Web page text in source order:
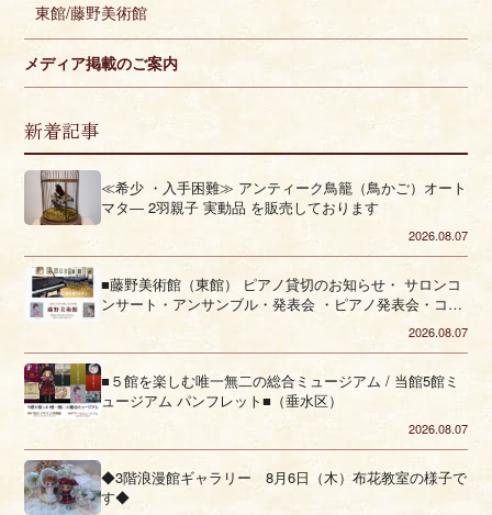
東館/藤野美術館
メディア掲載のご案内
新着記事
≪希少 ・入手困難≫ アンティーク鳥籠（鳥かご）オート
マタ― 2羽親子 実動品 を販売しております
2026.08.07
■藤野美術館（東館） ピアノ貸切のお知らせ・ サロンコ
ンサート・アンサンブル・発表会 ・ピアノ発表会・コー
2026.08.07
■５館を楽しむ唯一無二の総合ミュージアム / 当館5館ミ
ュージアム パンフレット■（垂水区）
2026.08.07
◆3階浪漫館ギャラリー 8月6日（木）布花教室の様子で
す◆